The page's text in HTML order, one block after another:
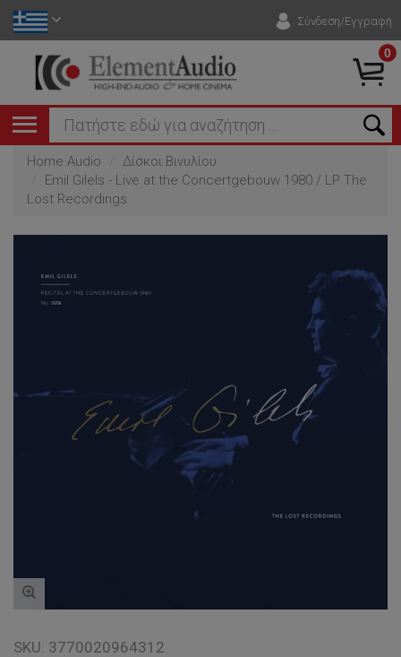
Σύνδεση/Εγγραφή
0
Home Audio
Δίσκοι Βινυλίου
Emil Gilels - Live at the Concertgebouw 1980 / LP The
Lost Recordings
SKU: 3770020964312